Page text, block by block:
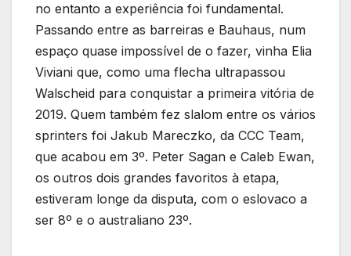
no entanto a experiência foi fundamental.
Passando entre as barreiras e Bauhaus, num
espaço quase impossível de o fazer, vinha Elia
Viviani que, como uma flecha ultrapassou
Walscheid para conquistar a primeira vitória de
2019. Quem também fez slalom entre os vários
sprinters foi Jakub Mareczko, da CCC Team,
que acabou em 3º. Peter Sagan e Caleb Ewan,
os outros dois grandes favoritos à etapa,
estiveram longe da disputa, com o eslovaco a
ser 8º e o australiano 23º.